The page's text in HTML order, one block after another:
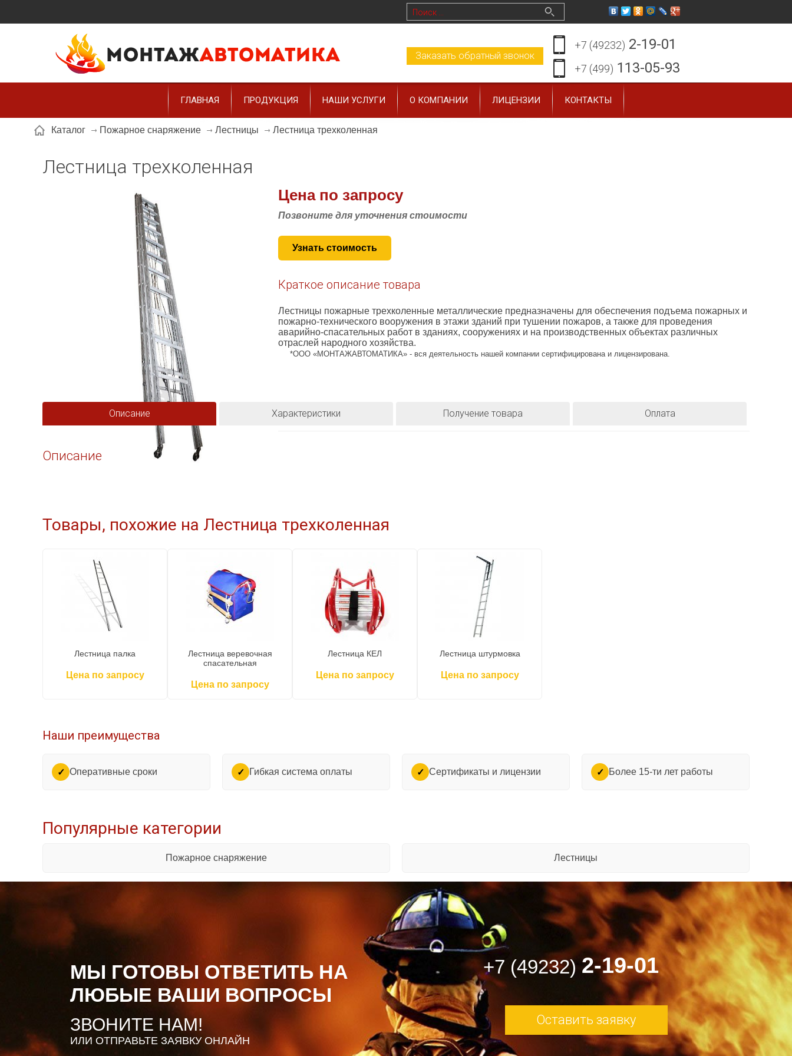
+7 (49232) 2-19-01
+7 (499) 113-05-93
Заказать обратный звонок
ГЛАВНАЯ ПРОДУКЦИЯ НАШИ УСЛУГИ О КОМПАНИИ ЛИЦЕНЗИИ КОНТАКТЫ
Каталог Пожарное снаряжение Лестницы Лестница трехколенная
Лестница трехколенная
Цена по запросу
Позвоните для уточнения стоимости
Узнать стоимость
Краткое описание товара
Лестницы пожарные трехколенные металлические предназначены для обеспечения подъема пожарных и
пожарно-технического вооружения в этажи зданий при тушении пожаров, а также для проведения
аварийно-спасательных работ в зданиях, сооружениях и на производственных объектах различных
отраслей народного хозяйства.
*ООО «МОНТАЖАВТОМАТИКА» - вся деятельность нашей компании сертифицирована и лицензирована.
Описание Характеристики Получение товара Оплата
Описание
Товары, похожие на Лестница трехколенная
Лестница палка
Цена по запросу
Лестница веревочная
спасательная
Цена по запросу
Лестница КЕЛ
Цена по запросу
Лестница штурмовка
Цена по запросу
Наши преимущества
✓ Оперативные сроки ✓ Гибкая система оплаты ✓ Сертификаты и лицензии ✓ Более 15-ти лет работы
Популярные категории
Пожарное снаряжение Лестницы
МЫ ГОТОВЫ ОТВЕТИТЬ НА
ЛЮБЫЕ ВАШИ ВОПРОСЫ
ЗВОНИТЕ НАМ!
ИЛИ ОТПРАВЬТЕ ЗАЯВКУ ОНЛАЙН
+7 (49232) 2-19-01
Оставить заявку